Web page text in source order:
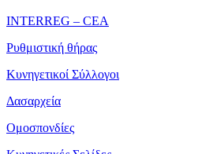
ΙΝΤΕRREG – CEA
Ρυθμιστική θήρας
Κυνηγετικοί Σύλλογοι
Δασαρχεία
Ομοσπονδίες